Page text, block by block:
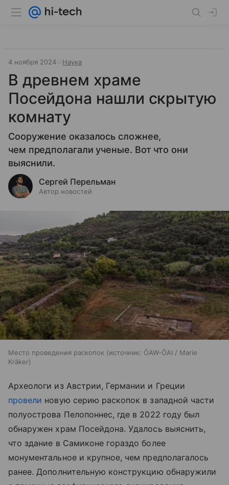
4 ноября 2024 Наука
В древнем храме
Посейдона нашли скрытую
комнату
Сооружение оказалось сложнее,
чем предполагали ученые. Вот что они
выяснили.
Сергей Перельман
Автор новостей
Место проведения раскопок источник: ÖAW-ÖAI / Marie
Kräker
Археологи из Австрии, Германии и Греции
провели новую серию раскопок в западной части
полуострова Пелопоннес, где в 2022 году был
обнаружен храм Посейдона. Удалось выяснить,
что здание в Самиконе гораздо более
монументальное и крупное, чем предполагалось
ранее. Дополнительную конструкцию обнаружили